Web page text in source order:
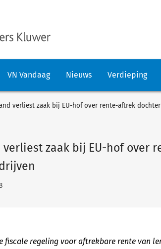
VN Vandaag Nieuws Verdieping
verliest zaak bij EU-hof over rente-aftrek
verliest zaak bij EU-hof over
fiscale regeling voor aftrekbare rente van